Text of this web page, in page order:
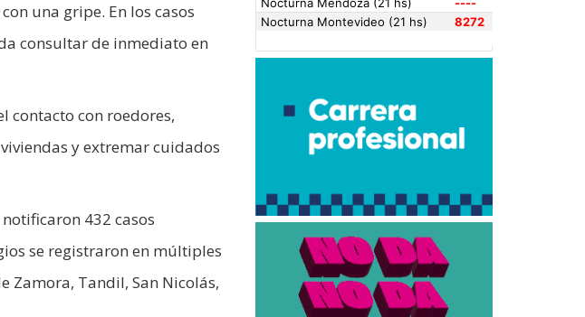
una gripe. En los casos
consultar de inmediato en
contacto con roedores,
y extremar cuidados
432 casos
se registraron en múltiples
Zamora, Tandil, San Nicolás,